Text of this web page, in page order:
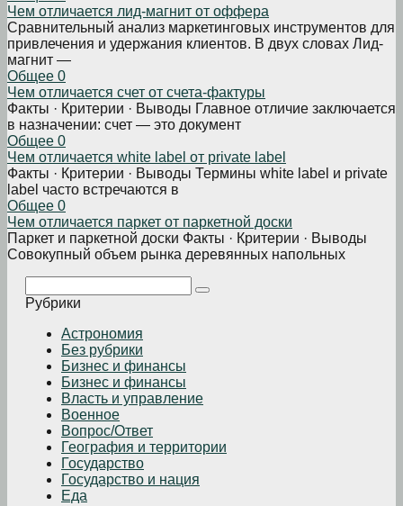
Чем отличается лид-магнит от оффера
Сравнительный анализ маркетинговых инструментов для
привлечения и удержания клиентов. В двух словах Лид-
магнит —
Общее 0
Чем отличается счет от счета-фактуры
Факты · Критерии · Выводы Главное отличие заключается
в назначении: счет — это документ
Общее 0
Чем отличается white label от private label
Факты · Критерии · Выводы Термины white label и private
label часто встречаются в
Общее 0
Чем отличается паркет от паркетной доски
Паркет и паркетной доски Факты · Критерии · Выводы
Совокупный объем рынка деревянных напольных
Рубрики
Астрономия
Без рубрики
Бизнеc и финансы
Бизнес и финансы
Власть и управление
Военное
Вопрос/Ответ
География и территории
Государство
Государство и нация
Еда